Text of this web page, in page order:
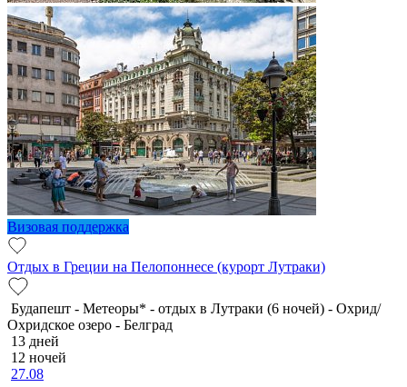
Визовая поддержка
Отдых в Греции на Пелопоннесе (курорт Лутраки)
Будапешт - Метеоры* - отдых в Лутраки (6 ночей) - Охрид/
Охридское озеро - Белград
13 дней
12 ночей
27.08